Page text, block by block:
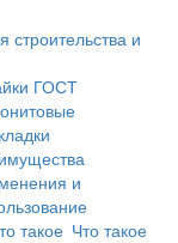
строительства и
ГОСТ
и
Что такое